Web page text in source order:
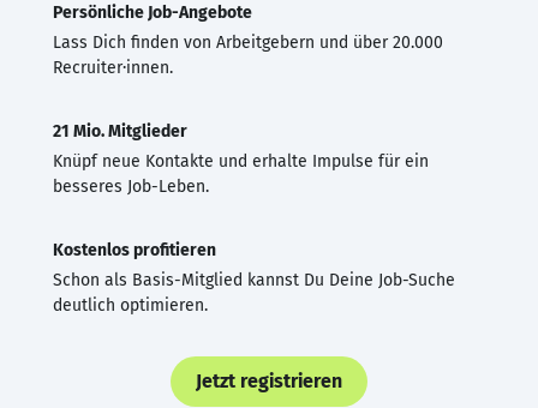
Persönliche Job-Angebote
Lass Dich finden von Arbeitgebern und über 20.000
Recruiter·innen.
21 Mio. Mitglieder
Knüpf neue Kontakte und erhalte Impulse für ein
besseres Job-Leben.
Kostenlos profitieren
Schon als Basis-Mitglied kannst Du Deine Job-Suche
deutlich optimieren.
Jetzt registrieren